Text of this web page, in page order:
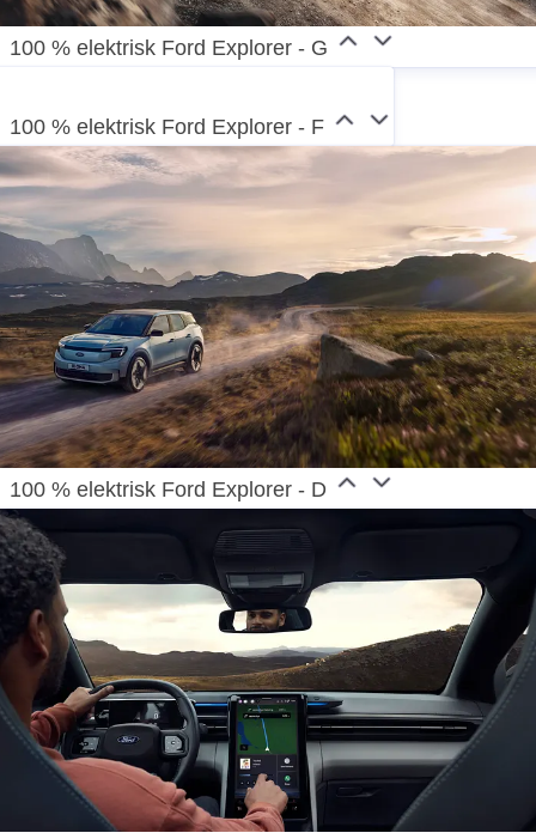
100 % elektrisk Ford Explorer - G
100 % elektrisk Ford Explorer - F
100 % elektrisk Ford Explorer - D